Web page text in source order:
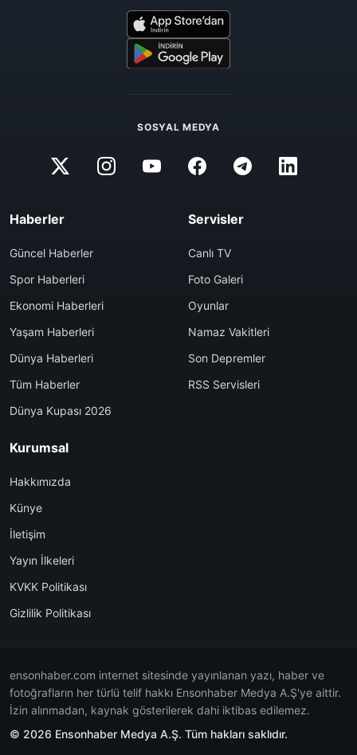
SOSYAL MEDYA
Haberler
Güncel Haberler
Spor Haberleri
Ekonomi Haberleri
Yaşam Haberleri
Dünya Haberleri
Tüm Haberler
Dünya Kupası 2026
Servisler
Canlı TV
Foto Galeri
Oyunlar
Namaz Vakitleri
Son Depremler
RSS Servisleri
Kurumsal
Hakkımızda
Künye
İletişim
Yayın İlkeleri
KVKK Politikası
Gizlilik Politikası
ensonhaber.com internet sitesinde yayınlanan yazı, haber ve
fotoğrafların her türlü telif hakkı Ensonhaber Medya A.Ş'ye aittir.
İzin alınmadan, kaynak gösterilerek dahi iktibas edilemez.
© 2026 Ensonhaber Medya A.Ş. Tüm hakları saklıdır.